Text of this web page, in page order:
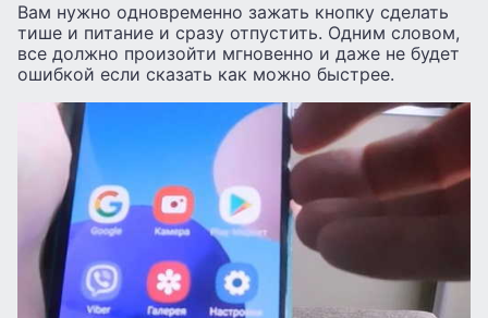
Вам нужно одновременно зажать кнопку сделать
тише и питание и сразу отпустить. Одним словом,
все должно произойти мгновенно и даже не будет
ошибкой если сказать как можно быстрее.